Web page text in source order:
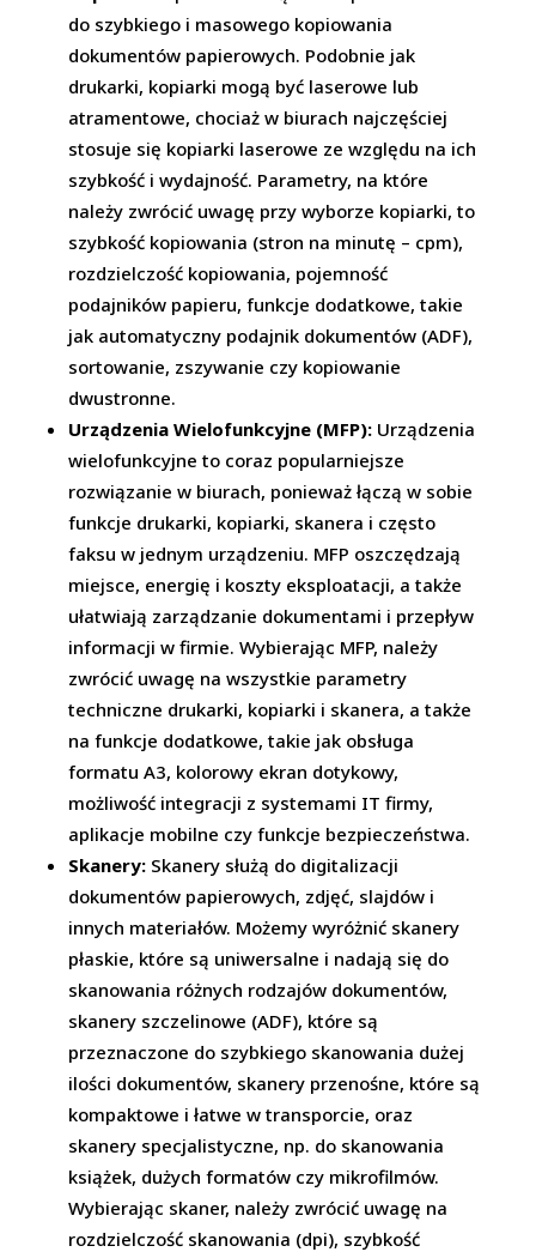
do szybkiego i masowego kopiowania
dokumentów papierowych. Podobnie jak
drukarki, kopiarki mogą być laserowe lub
atramentowe, chociaż w biurach najczęściej
stosuje się kopiarki laserowe ze względu na ich
szybkość i wydajność. Parametry, na które
należy zwrócić uwagę przy wyborze kopiarki, to
szybkość kopiowania (stron na minutę – cpm),
rozdzielczość kopiowania, pojemność
podajników papieru, funkcje dodatkowe, takie
jak automatyczny podajnik dokumentów (ADF),
sortowanie, zszywanie czy kopiowanie
dwustronne.
Urządzenia Wielofunkcyjne (MFP): Urządzenia
wielofunkcyjne to coraz popularniejsze
rozwiązanie w biurach, ponieważ łączą w sobie
funkcje drukarki, kopiarki, skanera i często
faksu w jednym urządzeniu. MFP oszczędzają
miejsce, energię i koszty eksploatacji, a także
ułatwiają zarządzanie dokumentami i przepływ
informacji w firmie. Wybierając MFP, należy
zwrócić uwagę na wszystkie parametry
techniczne drukarki, kopiarki i skanera, a także
na funkcje dodatkowe, takie jak obsługa
formatu A3, kolorowy ekran dotykowy,
możliwość integracji z systemami IT firmy,
aplikacje mobilne czy funkcje bezpieczeństwa.
Skanery: Skanery służą do digitalizacji
dokumentów papierowych, zdjęć, slajdów i
innych materiałów. Możemy wyróżnić skanery
płaskie, które są uniwersalne i nadają się do
skanowania różnych rodzajów dokumentów,
skanery szczelinowe (ADF), które są
przeznaczone do szybkiego skanowania dużej
ilości dokumentów, skanery przenośne, które są
kompaktowe i łatwe w transporcie, oraz
skanery specjalistyczne, np. do skanowania
książek, dużych formatów czy mikrofilmów.
Wybierając skaner, należy zwrócić uwagę na
rozdzielczość skanowania (dpi), szybkość